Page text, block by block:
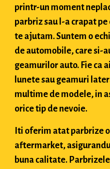
printr-un moment
parbriz sau l-a crapat
te ajutam. Suntem o
de automobile, care si-
geamurilor auto. Fie ca
lunete sau geamuri
multime de modele, in
orice tip de nevoie.
Iti oferim atat parbrize
aftermarket,
buna calitate.